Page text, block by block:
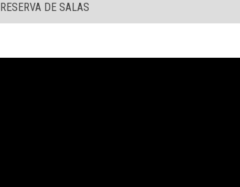
RESERVA DE SALAS